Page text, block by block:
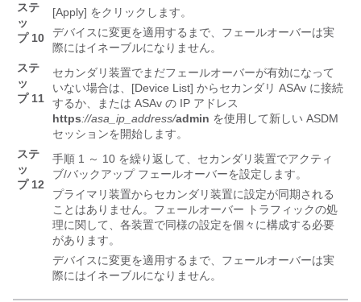
ステ
ッ
プ 10
[Apply] をクリックします。
デバイスに変更を適用するまで、フェールオーバーは実
際にはイネーブルになりません。
ステ
ッ
プ 11
セカンダリ装置でまだフェールオーバーが有効になって
いない場合は、[Device List] からセカンダリ ASAv に接続
するか、または ASAv の IP アドレス
https://asa_ip_address/admin を使用して新しい ASDM
セッションを開始します。
ステ
ッ
プ 12
手順 1 ～ 10 を繰り返して、セカンダリ装置でアクティ
ブ/バックアップ フェールオーバーを設定します。
プライマリ装置からセカンダリ装置に設定が同期される
ことはありません。フェールオーバー トラフィックの処
理に関して、各装置で同様の設定を個々に構成する必要
があります。
デバイスに変更を適用するまで、フェールオーバーは実
際にはイネーブルになりません。